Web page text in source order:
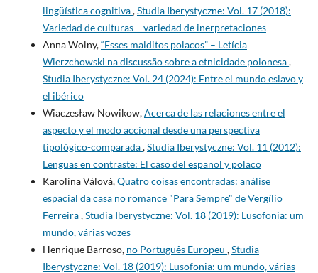
lingüística cognitiva,Studia Iberystyczne: Vol. 17 (2018):
Variedad de culturas – variedad de inerpretaciones
Anna Wolny,“Esses malditos polacos” – Letícia
Wierzchowski na discussão sobre a etnicidade polonesa,
Studia Iberystyczne: Vol. 24 (2024): Entre el mundo eslavo y
el ibérico
Wiaczesław Nowikow,Acerca de las relaciones entre el
aspecto y el modo accional desde una perspectiva
tipológico-comparada,Studia Iberystyczne: Vol. 11 (2012):
Lenguas en contraste: El caso del espanol y polaco
Karolina Válová,Quatro coisas encontradas: análise
espacial da casa no romance "Para Sempre" de Vergílio
Ferreira,Studia Iberystyczne: Vol. 18 (2019): Lusofonia: um
mundo, várias vozes
Henrique Barroso, no Português Europeu ,Studia
Iberystyczne: Vol. 18 (2019): Lusofonia: um mundo, várias